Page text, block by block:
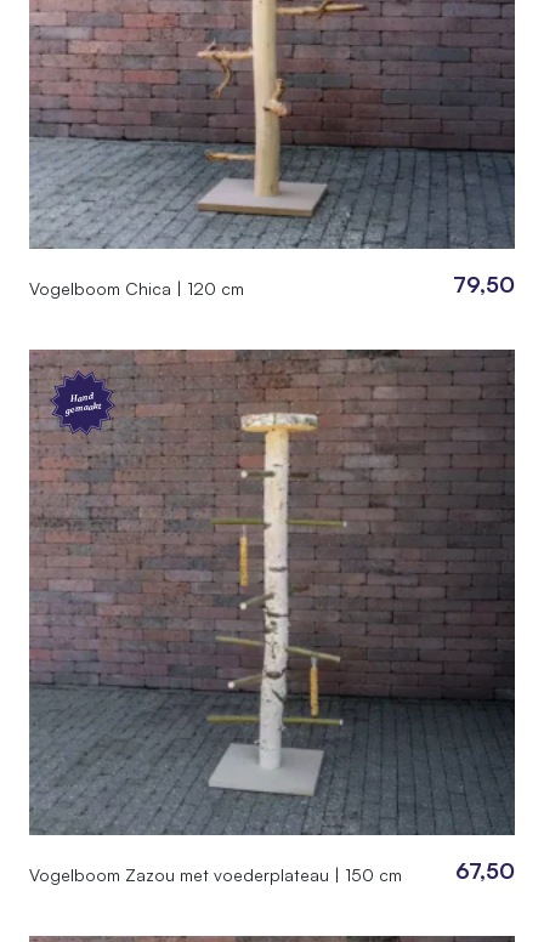
EAN
7442954938924
Afmetingen
35 × 150 cm
Vogelboom Chica | 120 cm 79,50
Hand
gemaakt
Vogelboom Zazou met voederplateau | 150 cm 67,50